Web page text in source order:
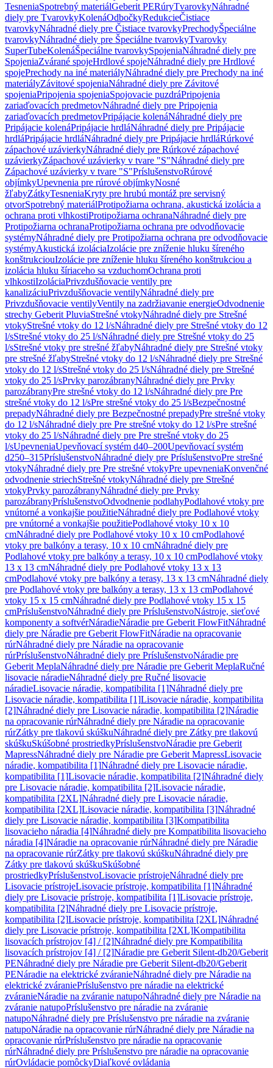
TesneniaSpotrebný materiálGeberit PERúryTvarovkyNáhradné
diely pre TvarovkyKolenáOdbočkyRedukcieČistiace
tvarovkyNáhradné diely pre Čistiace tvarovkyPrechodyŠpeciálne
tvarovkyNáhradné diely pre Špeciálne tvarovkyTvarovky
SuperTubeKolenáŠpeciálne tvarovkySpojeniaNáhradné diely pre
SpojeniaZvárané spojeHrdlové spojeNáhradné diely pre Hrdlové
spojePrechody na iné materiályNáhradné diely pre Prechody na iné
materiályZávitové spojeniaNáhradné diely pre Závitové
spojeniaPripojenia spojeniaSpojovacie puzdráPripojenia
zariaďovacích predmetovNáhradné diely pre Pripojenia
zariaďovacích predmetovPripájacie kolenáNáhradné diely pre
Pripájacie kolenáPripájacie hrdláNáhradné diely pre Pripájacie
hrdláPripájacie hrdláNáhradné diely pre Pripájacie hrdláRúrkové
zápachové uzávierkyNáhradné diely pre Rúrkové zápachové
uzávierkyZápachové uzávierky v tvare "S"Náhradné diely pre
Zápachové uzávierky v tvare "S"PríslušenstvoRúrové
objímkyUpevnenia pre rúrové objímkyNosné
žľabyZátkyTesneniaKryty pre hrubú montáž pre servisný
otvorSpotrebný materiálProtipožiarna ochrana, akustická izolácia a
ochrana proti vlhkostiProtipožiarna ochranaNáhradné diely pre
Protipožiarna ochranaProtipožiarna ochrana pre odvodňovacie
systémyNáhradné diely pre Protipožiarna ochrana pre odvodňovacie
systémyAkustická izoláciaIzolácie pre zníženie hluku šíreného
konštrukciouIzolácie pre zníženie hluku šíreného konštrukciou a
izolácia hluku šíriaceho sa vzduchomOchrana proti
vlhkostiIzoláciaPrivzdušňovacie ventily pre
kanalizáciuPrivzdušňovacie ventilyNáhradné diely pre
Privzdušňovacie ventilyVentily na zadržiavanie energieOdvodnenie
strechy Geberit PluviaStrešné vtokyNáhradné diely pre Strešné
vtokyStrešné vtoky do 12 l/sNáhradné diely pre Strešné vtoky do 12
l/sStrešné vtoky do 25 l/sNáhradné diely pre Strešné vtoky do 25
l/sStrešné vtoky pre strešné žľabyNáhradné diely pre Strešné vtoky
pre strešné žľabyStrešné vtoky do 12 l/sNáhradné diely pre Strešné
vtoky do 12 l/sStrešné vtoky do 25 l/sNáhradné diely pre Strešné
vtoky do 25 l/sPrvky parozábranyNáhradné diely pre Prvky
parozábranyPre strešné vtoky do 12 l/sNáhradné diely pre Pre
strešné vtoky do 12 l/sPre strešné vtoky do 25 l/sBezpečnostné
prepadyNáhradné diely pre Bezpečnostné prepadyPre strešné vtoky
do 12 l/sNáhradné diely pre Pre strešné vtoky do 12 l/sPre strešné
vtoky do 25 l/sNáhradné diely pre Pre strešné vtoky do 25
l/sUpevneniaUpevňovací systém d40–200Upevňovací systém
d250–315PríslušenstvoNáhradné diely pre PríslušenstvoPre strešné
vtokyNáhradné diely pre Pre strešné vtokyPre upevneniaKonvenčné
odvodnenie striechStrešné vtokyNáhradné diely pre Strešné
vtokyPrvky parozábranyNáhradné diely pre Prvky
parozábranyPríslušenstvoOdvodnenie podlahyPodlahové vtoky pre
vnútorné a vonkajšie použitieNáhradné diely pre Podlahové vtoky
pre vnútorné a vonkajšie použitiePodlahové vtoky 10 x 10
cmNáhradné diely pre Podlahové vtoky 10 x 10 cmPodlahové
vtoky pre balkóny a terasy, 10 x 10 cmNáhradné diely pre
Podlahové vtoky pre balkóny a terasy, 10 x 10 cmPodlahové vtoky
13 x 13 cmNáhradné diely pre Podlahové vtoky 13 x 13
cmPodlahové vtoky pre balkóny a terasy, 13 x 13 cmNáhradné diely
pre Podlahové vtoky pre balkóny a terasy, 13 x 13 cmPodlahové
vtoky 15 x 15 cmNáhradné diely pre Podlahové vtoky 15 x 15
cmPríslušenstvoNáhradné diely pre PríslušenstvoNástroje, sieťové
komponenty a softvérNáradieNáradie pre Geberit FlowFitNáhradné
diely pre Náradie pre Geberit FlowFitNáradie na opracovanie
rúrNáhradné diely pre Náradie na opracovanie
rúrPríslušenstvoNáhradné diely pre PríslušenstvoNáradie pre
Geberit MeplaNáhradné diely pre Náradie pre Geberit MeplaRučné
lisovacie náradieNáhradné diely pre Ručné lisovacie
náradieLisovacie náradie, kompatibilita [1]Náhradné diely pre
Lisovacie náradie, kompatibilita [1]Lisovacie náradie, kompatibilita
[2]Náhradné diely pre Lisovacie náradie, kompatibilita [2]Náradie
na opracovanie rúrNáhradné diely pre Náradie na opracovanie
rúrZátky pre tlakovú skúškuNáhradné diely pre Zátky pre tlakovú
skúškuSkúšobné prostriedkyPríslušenstvoNáradie pre Geberit
MapressNáhradné diely pre Náradie pre Geberit MapressLisovacie
náradie, kompatibilita [1]Náhradné diely pre Lisovacie náradie,
kompatibilita [1]Lisovacie náradie, kompatibilita [2]Náhradné diely
pre Lisovacie náradie, kompatibilita [2]Lisovacie náradie,
kompatibilita [2XL]Náhradné diely pre Lisovacie náradie,
kompatibilita [2XL]Lisovacie náradie, kompatibilita [3]Náhradné
diely pre Lisovacie náradie, kompatibilita [3]Kompatibilita
lisovacieho náradia [4]Náhradné diely pre Kompatibilita lisovacieho
náradia [4]Náradie na opracovanie rúrNáhradné diely pre Náradie
na opracovanie rúrZátky pre tlakovú skúškuNáhradné diely pre
Zátky pre tlakovú skúškuSkúšobné
prostriedkyPríslušenstvoLisovacie prístrojeNáhradné diely pre
Lisovacie prístrojeLisovacie prístroje, kompatibilita [1]Náhradné
diely pre Lisovacie prístroje, kompatibilita [1]Lisovacie prístroje,
kompatibilita [2]Náhradné diely pre Lisovacie prístroje,
kompatibilita [2]Lisovacie prístroje, kompatibilita [2XL]Náhradné
diely pre Lisovacie prístroje, kompatibilita [2XL]Kompatibilita
lisovacích prístrojov [4] / [2]Náhradné diely pre Kompatibilita
lisovacích prístrojov [4] / [2]Náradie pre Geberit Silent-db20/Geberit
PENáhradné diely pre Náradie pre Geberit Silent-db20/Geberit
PENáradie na elektrické zváranieNáhradné diely pre Náradie na
elektrické zváraniePríslušenstvo pre náradie na elektrické
zváranieNáradie na zváranie natupoNáhradné diely pre Náradie na
zváranie natupoPríslušenstvo pre náradie na zváranie
natupoNáhradné diely pre Príslušenstvo pre náradie na zváranie
natupoNáradie na opracovanie rúrNáhradné diely pre Náradie na
opracovanie rúrPríslušenstvo pre náradie na opracovanie
rúrNáhradné diely pre Príslušenstvo pre náradie na opracovanie
rúrOvládacie pomôckyDiaľkové ovládania